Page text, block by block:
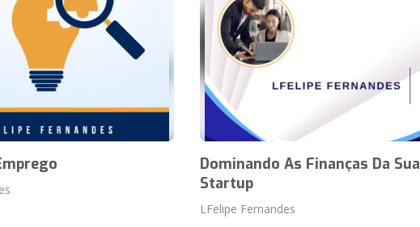
Dominando As Finanças Da Sua
Startup
LFelipe Fernandes